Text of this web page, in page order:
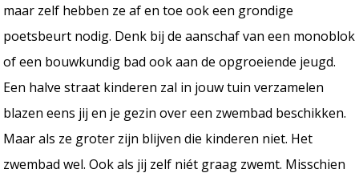
maar zelf hebben ze af en toe ook een grondige
poetsbeurt nodig. Denk bij de aanschaf van een monoblok
of een bouwkundig bad ook aan de opgroeiende jeugd.
Een halve straat kinderen zal in jouw tuin verzamelen
blazen eens jij en je gezin over een zwembad beschikken.
Maar als ze groter zijn blijven die kinderen niet. Het
zwembad wel. Ook als jij zelf niét graag zwemt. Misschien